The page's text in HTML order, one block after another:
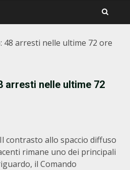
48 arresti nelle ultime 72 ore
arresti nelle ultime 72
contrasto allo spaccio diffuso
rimane uno dei principali
il Comando